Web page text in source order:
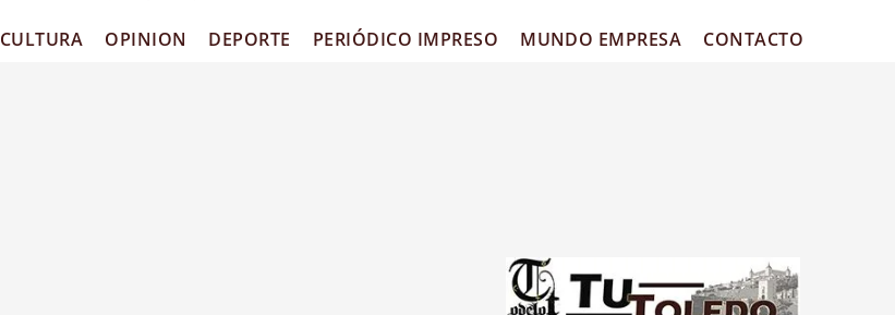
CULTURA OPINION DEPORTE PERIÓDICO IMPRESO MUNDO EMPRESA CONTACTO